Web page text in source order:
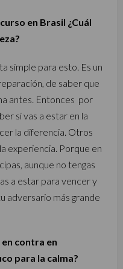
en Brasil ¿Cuál
simple para esto. Es un
de saber que
antes. Entonces por
si vas a estar en la
la diferencia. Otros
experiencia. Porque en
aunque no tengas
a estar para vencer y
adversario más grande
en contra en
para la calma?